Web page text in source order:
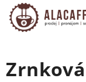
Přejít
na
obsah